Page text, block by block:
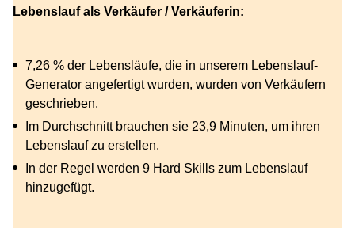
Lebenslauf als Verkäufer / Verkäuferin:
7,26 % der Lebensläufe, die in unserem Lebenslauf-
Generator angefertigt wurden, wurden von Verkäufern
geschrieben.
Im Durchschnitt brauchen sie 23,9 Minuten, um ihren
Lebenslauf zu erstellen.
In der Regel werden 9 Hard Skills zum Lebenslauf
hinzugefügt.